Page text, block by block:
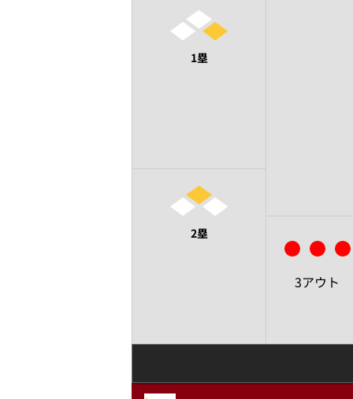
1塁
2塁
3アウト